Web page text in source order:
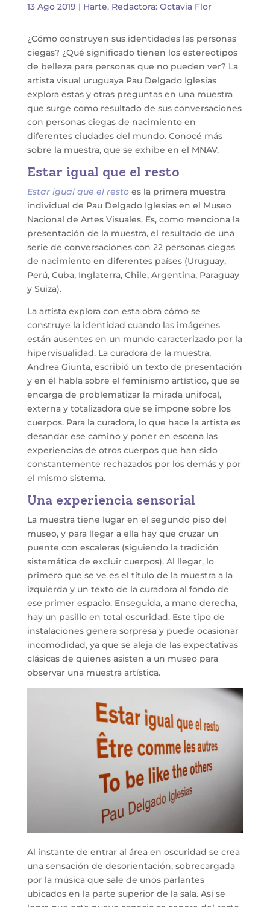
13 Ago 2019 | Harte, Redactora: Octavia Flor
¿Cómo construyen sus identidades las personas
ciegas? ¿Qué significado tienen los estereotipos
de belleza para personas que no pueden ver? La
artista visual uruguaya Pau Delgado Iglesias
explora estas y otras preguntas en una muestra
que surge como resultado de sus conversaciones
con personas ciegas de nacimiento en
diferentes ciudades del mundo. Conocé más
sobre la muestra, que se exhibe en el MNAV.
Estar igual que el resto
Estar igual que el restoes la primera muestra
individual de Pau Delgado Iglesias en el Museo
Nacional de Artes Visuales. Es, como menciona la
presentación de la muestra, el resultado de una
serie de conversaciones con 22 personas ciegas
de nacimiento en diferentes países (Uruguay,
Perú, Cuba, Inglaterra, Chile, Argentina, Paraguay
y Suiza).
La artista explora con esta obra cómo se
construye la identidad cuando las imágenes
están ausentes en un mundo caracterizado por la
hipervisualidad. La curadora de la muestra,
Andrea Giunta, escribió un texto de presentación
y en él habla sobre el feminismo artístico, que se
encarga de problematizar la mirada unifocal,
externa y totalizadora que se impone sobre los
cuerpos. Para la curadora, lo que hace la artista es
desandar ese camino y poner en escena las
experiencias de otros cuerpos que han sido
constantemente rechazados por los demás y por
el mismo sistema.
Una experiencia sensorial
La muestra tiene lugar en el segundo piso del
museo, y para llegar a ella hay que cruzar un
puente con escaleras (siguiendo la tradición
sistemática de excluir cuerpos). Al llegar, lo
primero que se ve es el título de la muestra a la
izquierda y un texto de la curadora al fondo de
ese primer espacio. Enseguida, a mano derecha,
hay un pasillo en total oscuridad. Este tipo de
instalaciones genera sorpresa y puede ocasionar
incomodidad, ya que se aleja de las expectativas
clásicas de quienes asisten a un museo para
observar una muestra artística.
Al instante de entrar al área en oscuridad se crea
una sensación de desorientación, sobrecargada
por la música que sale de unos parlantes
ubicados en la parte superior de la sala. Así se